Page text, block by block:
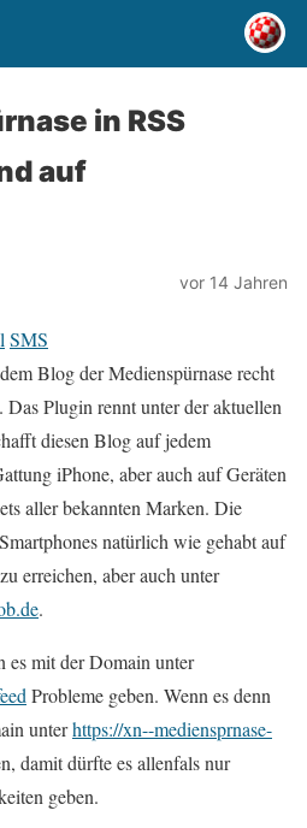
in RSS
auf
vor 14 Jahren
SMS
Blog der Medienspürnase recht
. Das Plugin rennt unter der aktuellen
diesen Blog auf jedem
iPhone, aber auch auf Geräten
aller bekannten Marken. Die
natürlich wie gehabt auf
erreichen, aber auch unter
.
es mit der Domain unter
Probleme geben. Wenn es denn
unterhttps://xn--mediensprnase-
damit dürfte es allenfals nur
geben.